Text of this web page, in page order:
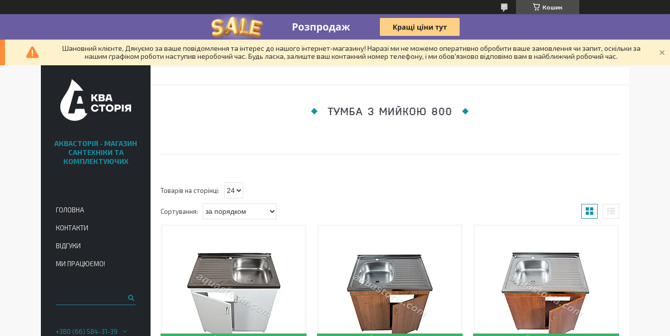
Кошик
Шановний клієнте, Дякуємо за ваше повідомлення та інтерес до нашого інтернет-магазину! Наразі ми не можемо оперативно обробити ваше замовлення чи запит, оскільки за
нашим графіком роботи наступив неробочий час. Будь ласка, залиште ваш контакний номер телефону, і ми обов'язково відповімо вам в найближчий робочий час.
ТУМБА З МИЙКОЮ 800
АКВАСТОРІЯ - МАГАЗИН
САНТЕХНІКИ ТА
КОМПЛЕКТУЮЧИХ
ГОЛОВНА
КОНТАКТИ
ВІДГУКИ
МИ ПРАЦЮЄМО!
+380 (66) 584-31-39